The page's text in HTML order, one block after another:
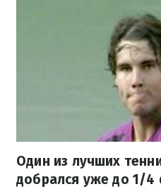
Один из лучших
добрался уже до 1/4